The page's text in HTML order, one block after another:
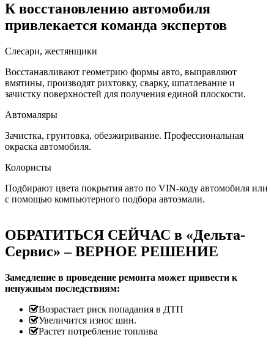
К восстановлению автомобиля
привлекается команда экспертов
Слесари, жестянщики
Восстанавливают геометрию формы авто, выправляют
вмятины, производят рихтовку, сварку, шпатлевание и
зачистку поверхностей для получения единой плоскости.
Автомаляры
Зачистка, грунтовка, обезжиривание. Профессиональная
окраска автомобиля.
Колористы
Подбирают цвета покрытия авто по VIN-коду автомобиля или
с помощью компьютерного подбора автоэмали.
ОБРАТИТЬСЯ СЕЙЧАС в «Дельта-
Сервис» – ВЕРНОЕ РЕШЕНИЕ
Замедление в проведение ремонта может привести к
ненужным последствиям:
Возрастает риск попадания в ДТП
Увеличится износ шин.
Растет потребление топлива